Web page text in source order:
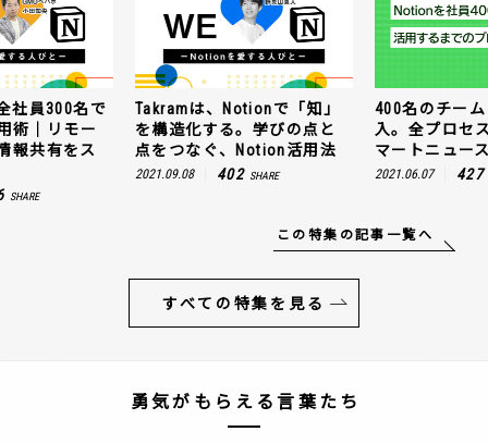
社員300名で
術｜リモー
報共有をス
SHARE
Takramは、Notionで「知」
を構造化する。学びの点と
点をつなぐ、Notion活用法
2021.09.08 402 SHARE
400名のチー
入。全プロセ
マートニュー
2021.06.07 427
この特集の記事一覧へ
すべての特集を見る
勇気がもらえる言葉たち